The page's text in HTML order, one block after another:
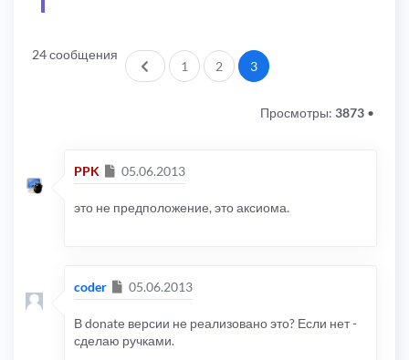
24 сообщения
Пред.1 2 3
Просмотры: 3873 •
PPK Сообщение
05.06.2013
это не предположение, это аксиома.
coder Сообщение
05.06.2013
В donatе версии не реализовано это? Если нет -
сделаю ручками.